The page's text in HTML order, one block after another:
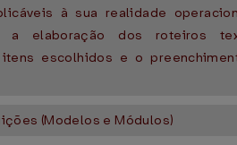
à sua realidade
a elaboração dos roteiros
escolhidos e o
(Modelos e Módulos)